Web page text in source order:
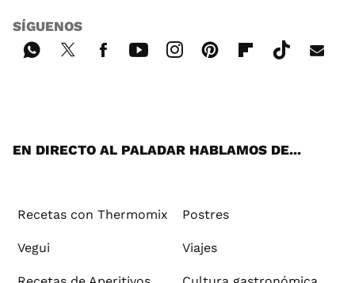
SÍGUENOS
EN DIRECTO AL PALADAR HABLAMOS DE...
Recetas con Thermomix Postres
Vegui Viajes